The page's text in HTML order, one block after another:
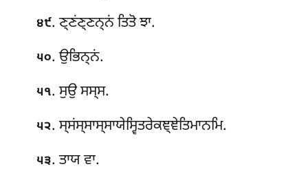
੪੯. ਣ੍ਣਂਣ੍ਣਨ੍ਨਂ ਤਿਤੋ ਝਾ.
੫੦. ਉਭਿਨ੍ਨਂ.
੫੧. ਸੁਉ ਸਸ੍ਸ.
੫੨. ਸ੍ਸਂਸ੍ਸਾਸ੍ਸਾਯੇਸ੍ਵਿਤਰੇਕਞ੍ਞੇਤਿਮਾਨਮਿ.
੫੩. ਤਾਯ ਵਾ.